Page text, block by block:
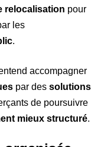
relocalisation pour
les
.
accompagner
par des solutions
de poursuivre
mieux structuré.